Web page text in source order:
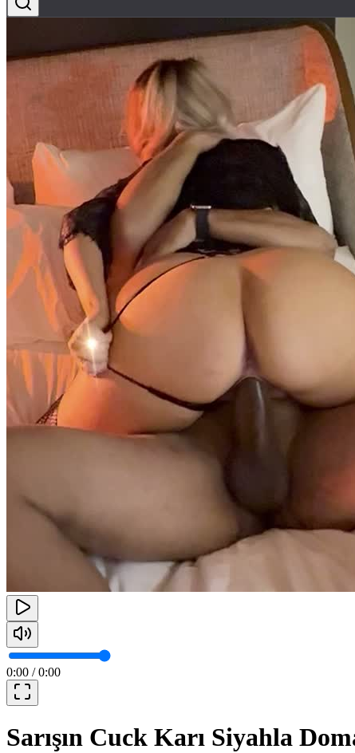
0:00 /0:00
Sarışın Cuck Karı Siyahla